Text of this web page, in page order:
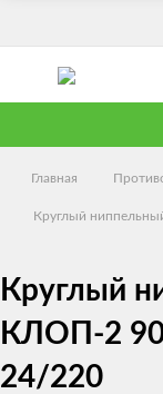
Главная
Круглый
Круглый
КЛОП-2
24/220